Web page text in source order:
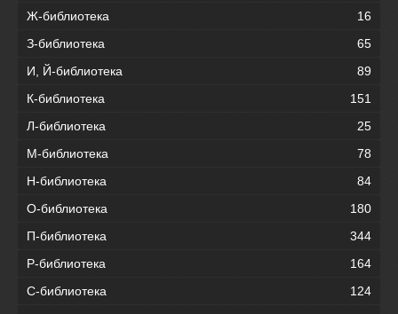
Ж-библиотека
16
З-библиотека
65
И, Й-библиотека
89
К-библиотека
151
Л-библиотека
25
М-библиотека
78
Н-библиотека
84
О-библиотека
180
П-библиотека
344
Р-библиотека
164
С-библиотека
124